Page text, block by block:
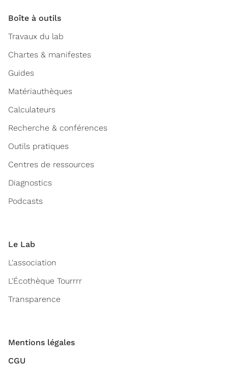
Boîte à outils
Travaux du lab
Chartes & manifestes
Guides
Matériauthèques
Calculateurs
Recherche & conférences
Outils pratiques
Centres de ressources
Diagnostics
Podcasts
Le Lab
L'association
L'Écothèque Tourrrr
Transparence
Mentions légales
CGU